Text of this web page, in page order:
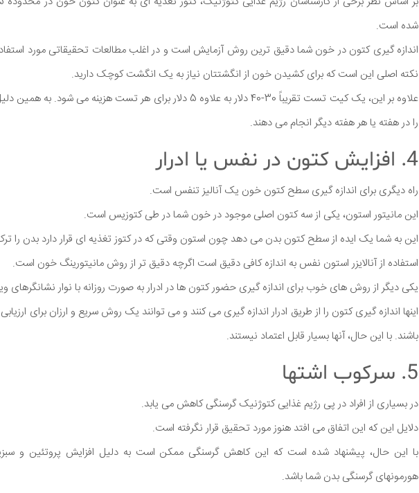
شده است.
اندازه گیری کتون در خون شما دقیق ترین روش آزمایش است و در اغلب مطالعات تحقیقاتی مورد
نکته اصلی این است که برای کشیدن خون از انگشتتان نیاز به یک انگشت کوچک دارید.
علاوه بر این، یک کیت تست تقریباً 30-40 دلار به علاوه 5 دلار برای هر تست
را در هفته یا هر هفته دیگر انجام می دهند.
4. افزایش کتون در نفس یا ادرار
راه دیگری برای اندازه گیری سطح کتون خون یک آنالیز تنفس است.
این مانیتور استون، یکی از سه کتون اصلی موجود در خون شما در طی کتوزیس است.
این به شما یک ایده از سطح کتون بدن می دهد چون استون وقتی که در کتوز تغذیه ای قرار دارد بدن را
استفاده از آنالایزر استون نفس به اندازه کافی دقیق است اگرچه دقیق تر از روش مانیتورینگ خون است.
یکی دیگر از روش های خوب برای اندازه گیری حضور کتون ها در ادرار به صورت روزانه با نوار نشانگرهای
اینها اندازه گیری کتون را از طریق ادرار اندازه گیری می کنند و می توانند یک روش سریع و ارزان برای
باشند. با این حال، آنها بسیار قابل اعتماد نیستند.
5. سرکوب اشتها
در بسیاری از افراد در پی رژیم غذایی کتوژنیک گرسنگی کاهش می یابد.
دلایل این که این اتفاق می افتد هنوز مورد تحقیق قرار نگرفته است.
با این حال، پیشنهاد شده است که این کاهش گرسنگی ممکن است به دلیل افزایش پروتئین و
هورمونهای گرسنگی بدن شما باشد.